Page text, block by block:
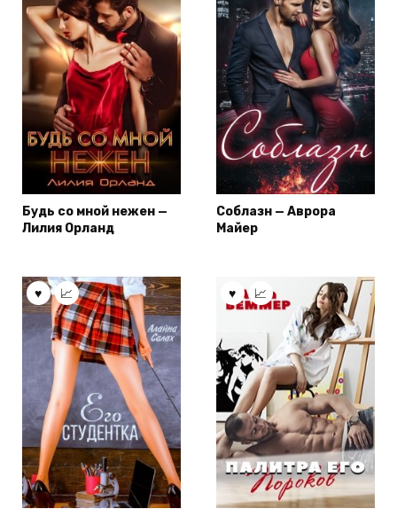
Будь со мной нежен —
Лилия Орланд
Соблазн — Аврора
Майер